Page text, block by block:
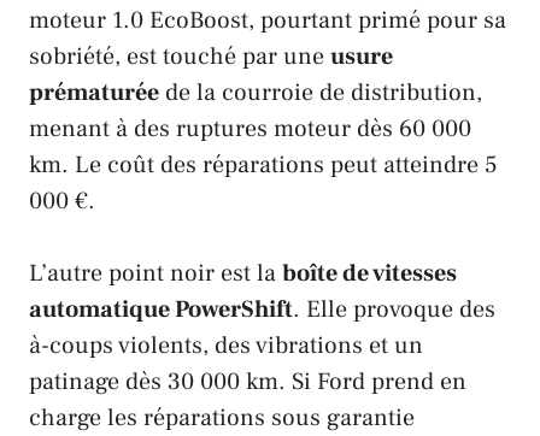
moteur 1.0 EcoBoost, pourtant primé pour sa
sobriété, est touché par uneusure
prématurée de la courroie de distribution,
menant à des ruptures moteur dès 60 000
km. Le coût des réparations peut atteindre 5
000 €.
L’autre point noir est laboîte de vitesses
automatique PowerShift. Elle provoque des
à-coups violents, des vibrations et un
patinage dès 30 000 km. Si Fordprend en
charge les réparations sous garantie